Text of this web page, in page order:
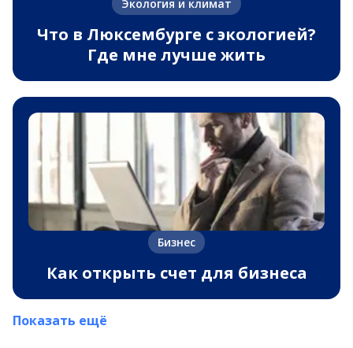
Экология и климат
Что в Люксембурге с экологией?
Где мне лучше жить
Бизнес
Как открыть счет для бизнеса
Показать ещё